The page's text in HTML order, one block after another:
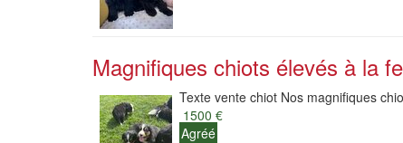
Magnifiques chiots élevés à la
Texte vente chiot Nos magnifiques
1500 €
Agréé